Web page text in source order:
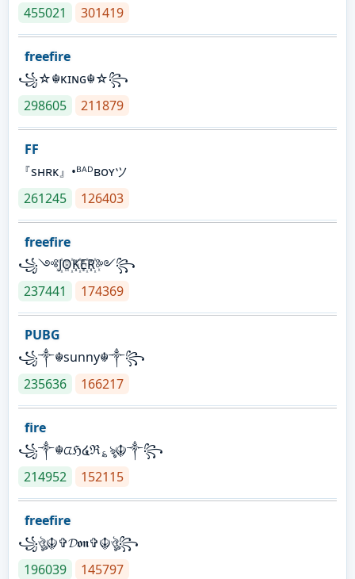
455021
301419
freefire
꧁☆☬κɪɴɢ☬☆꧂
298605
211879
FF
『sʜʀᴋ』•ᴮᴬᴰʙᴏʏツ
261245
126403
freefire
꧁༺J꙰O꙰K꙰E꙰R꙰༻꧂
237441
174369
PUBG
꧁༒☬sunny☬༒꧂
235636
166217
fire
꧁༒☬ᤂℌ໔ℜ؏ৡ☬༒꧂
214952
152115
freefire
꧁ঔৣ☬✞𝓓𝖔𝖓✞☬ঔৣ꧂
196039
145797